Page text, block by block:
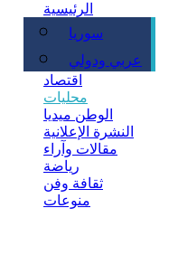
الرئيسية
سوريا
عربي ودولي
اقتصاد
محليات
الوطن ميديا
النشرة الإعلانية
مقالات وآراء
رياضة
ثقافة وفن
منوعات